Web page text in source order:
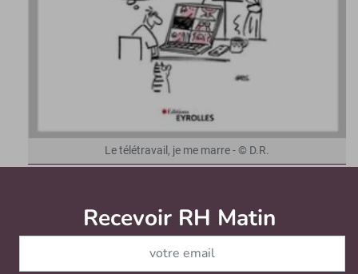
Le télétravail, je me marre - © D.R.
collaborateur pour la presse magazine, l’édition et la
communication.Recevoir RH Matin